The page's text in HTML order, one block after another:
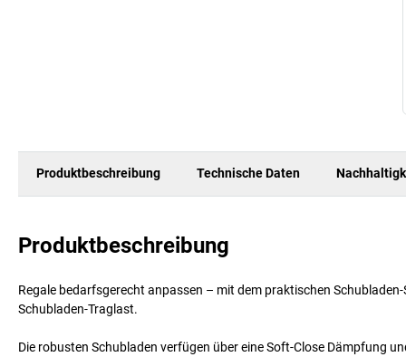
Produktbeschreibung Technische Daten
Produktbeschreibung
Regale bedarfsgerecht anpassen – mit dem praktischen
Schubladen-Traglast.
Die robusten Schubladen verfügen über eine Soft-Close Dämpfung